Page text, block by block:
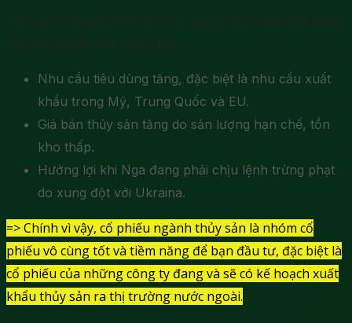
Tóm lại, trong năm 2022 trở đi ngành thủy sản Việt Nam
được hưởng lợi rất nhiều bởi:
Nhu cầu tiêu dùng tăng, đặc biệt là nhu cầu xuất
khẩu trong Mỹ, Trung Quốc và EU.
Giá bán thủy sản tăng do sản lượng hạn chế, tồn
kho thấp.
Hưởng lợi khi Nga đang phải chịu lệnh trừng phạt
do xung đột với Ukraina.
=> Chính vì vậy, cổ phiếu ngành thủy sản là nhóm cổ
phiếu vô cùng tốt và tiềm năng để bạn đầu tư, đặc biệt là
cổ phiếu của những công ty đang và sẽ có kế hoạch xuất
khẩu thủy sản ra thị trường nước ngoài.